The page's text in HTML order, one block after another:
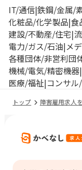
IT/通信 鉄鋼/金属/
化粧品/化学製品 食
建設/不動産/住宅
電力/ガス/石油 メ
各種団体/非営利団
機械/電気/精密機器
医療/福祉 コンサ
トップ 障害雇用求人